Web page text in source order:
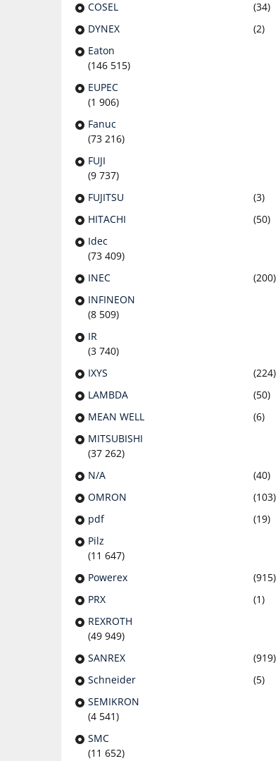
COSEL
(34)
DYNEX
(2)
Eaton
(146 515)
EUPEC
(1 906)
Fanuc
(73 216)
FUJI
(9 737)
FUJITSU
(3)
HITACHI
(50)
Idec
(73 409)
INEC
(200)
INFINEON
(8 509)
IR
(3 740)
IXYS
(224)
LAMBDA
(50)
MEAN WELL
(6)
MITSUBISHI
(37 262)
N/A
(40)
OMRON
(103)
pdf
(19)
Pilz
(11 647)
Powerex
(915)
PRX
(1)
REXROTH
(49 949)
SANREX
(919)
Schneider
(5)
SEMIKRON
(4 541)
SMC
(11 652)